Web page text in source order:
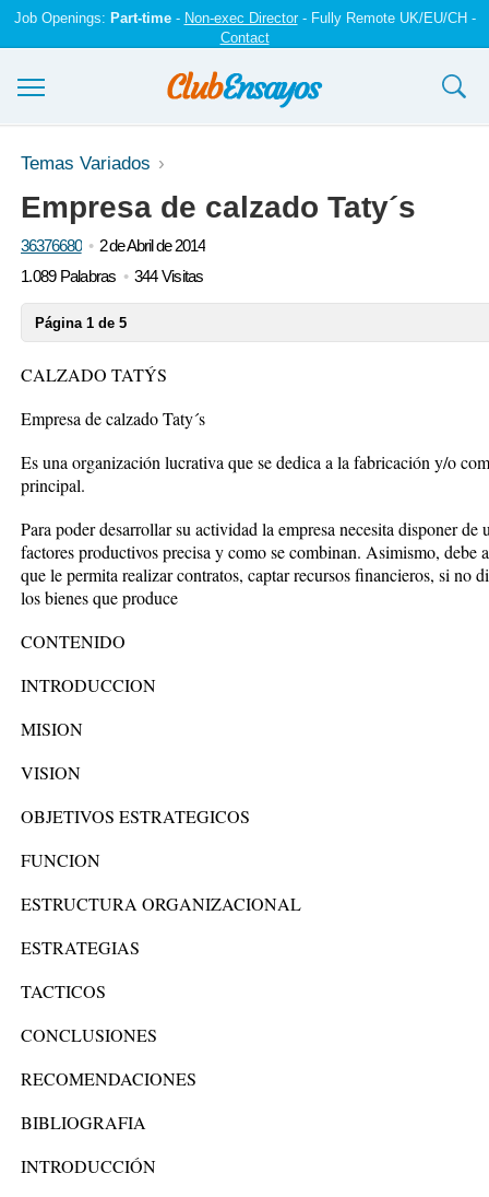
Job Openings: Part-time- Non-exec Director- Fully Remote UK/EU/CH -
Contact
Ensayos y trabajos
Registrarse
Iniciar sesión
Temas Variados
Empresa de calzado Taty´s
36376680
2 de Abril de 2014
1.089 Palabras
344 Visitas
Página 1 de 5
CALZADO TATÝS
Empresa de calzado Taty´s
Es una organización lucrativa que se dedica a la fabricación y/o
principal.
Para poder desarrollar su actividad la empresa necesita disponer
factores productivos precisa y como se combinan. Asimismo,
que le permita realizar contratos, captar recursos financieros, si no
los bienes que produce
CONTENIDO
INTRODUCCION
MISION
VISION
OBJETIVOS ESTRATEGICOS
FUNCION
ESTRUCTURA ORGANIZACIONAL
ESTRATEGIAS
TACTICOS
CONCLUSIONES
RECOMENDACIONES
BIBLIOGRAFIA
INTRODUCCIÓN